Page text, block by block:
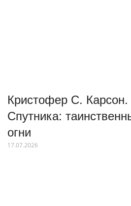
Кристофер С. Карсон.
Спутника:
огни
17.07.2026